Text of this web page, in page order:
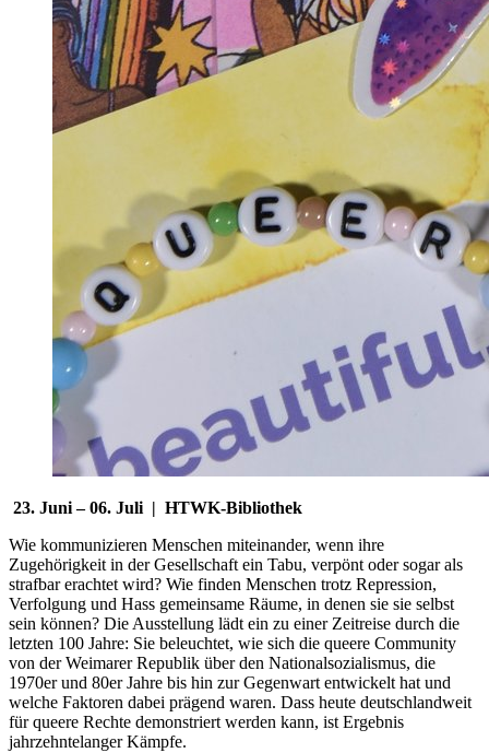
23. Juni – 06. Juli | HTWK-Bibliothek
Wie kommunizieren Menschen miteinander, wenn ihre
Zugehörigkeit in der Gesellschaft ein Tabu, verpönt oder sogar als
strafbar erachtet wird? Wie finden Menschen trotz Repression,
Verfolgung und Hass gemeinsame Räume, in denen sie sie selbst
sein können? Die Ausstellung lädt ein zu einer Zeitreise durch die
letzten 100 Jahre: Sie beleuchtet, wie sich die queere Community
von der Weimarer Republik über den Nationalsozialismus, die
1970er und 80er Jahre bis hin zur Gegenwart entwickelt hat und
welche Faktoren dabei prägend waren. Dass heute deutschlandweit
für queere Rechte demonstriert werden kann, ist Ergebnis
jahrzehntelanger Kämpfe.